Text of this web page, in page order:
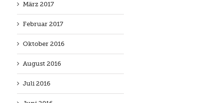
März 2017
Februar 2017
Oktober 2016
August 2016
Juli 2016